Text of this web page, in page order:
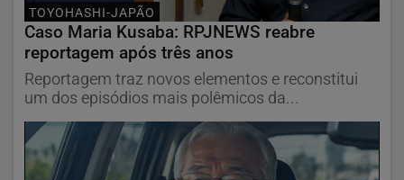
TOYOHASHI-JAPÃO
Caso Maria Kusaba: RPJNEWS reabre
reportagem após três anos
Reportagem traz novos elementos e reconstitui
um dos episódios mais polêmicos da...